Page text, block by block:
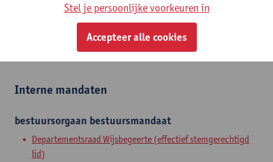
Statuut & functies
Assisterend academisch pers.
Interne mandaten
bestuursorgaan bestuursmandaat
Departementsraad Wijsbegeerte (effectief stemgerechtigd
lid)
Stel je persoonlijke voorkeuren in
Accepteer alle cookies